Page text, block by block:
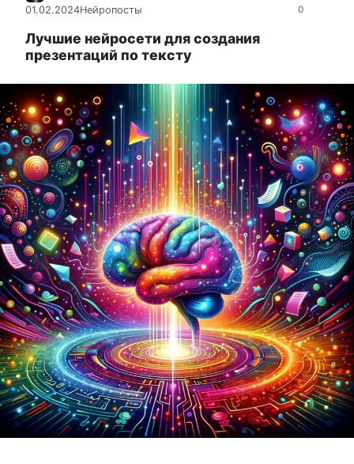
0
01.02.2024Нейропосты
Лучшие нейросети для создания
презентаций по тексту